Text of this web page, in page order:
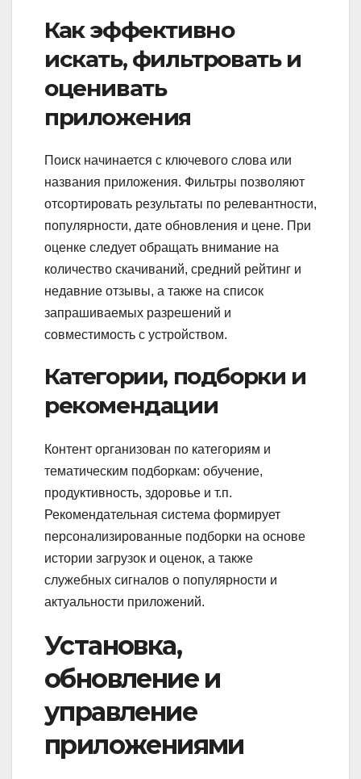
Как эффективно
искать, фильтровать и
оценивать
приложения
Поиск начинается с ключевого слова или
названия приложения. Фильтры позволяют
отсортировать результаты по релевантности,
популярности, дате обновления и цене. При
оценке следует обращать внимание на
количество скачиваний, средний рейтинг и
недавние отзывы, а также на список
запрашиваемых разрешений и
совместимость с устройством.
Категории, подборки и
рекомендации
Контент организован по категориям и
тематическим подборкам: обучение,
продуктивность, здоровье и т.п.
Рекомендательная система формирует
персонализированные подборки на основе
истории загрузок и оценок, а также
служебных сигналов о популярности и
актуальности приложений.
Установка,
обновление и
управление
приложениями